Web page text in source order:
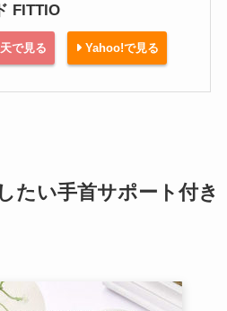
FITTIO
で見る Yahoo!で見る
たい手首サポート付き